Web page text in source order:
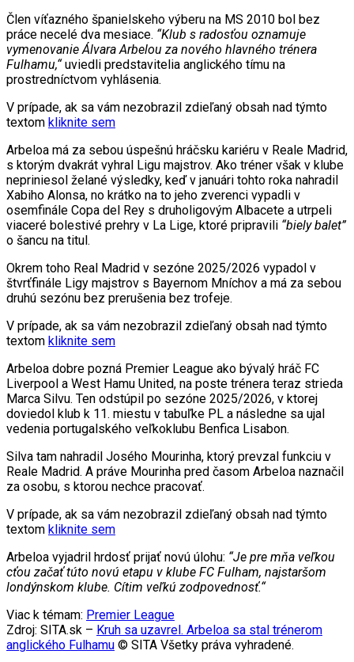
Člen víťazného španielskeho výberu na MS 2010 bol bez
práce necelé dva mesiace. “Klub s radosťou oznamuje
vymenovanie Álvara Arbelou za nového hlavného trénera
Fulhamu,“uviedli predstavitelia anglického tímu na
prostredníctvom vyhlásenia.
V prípade, ak sa vám nezobrazil zdieľaný obsah nad týmto
textom kliknite sem
Arbeloa má za sebou úspešnú hráčsku kariéru v Reale Madrid,
s ktorým dvakrát vyhral Ligu majstrov. Ako tréner však v klube
nepriniesol želané výsledky, keď v januári tohto roka nahradil
Xabiho Alonsa, no krátko na to jeho zverenci vypadli v
osemfinále Copa del Rey s druholigovým Albacete a utrpeli
viaceré bolestivé prehry v La Lige, ktoré pripravili “biely balet”
o šancu na titul.
Okrem toho Real Madrid v sezóne 2025/2026 vypadol v
štvrťfinále Ligy majstrov s Bayernom Mníchov a má za sebou
druhú sezónu bez prerušenia bez trofeje.
V prípade, ak sa vám nezobrazil zdieľaný obsah nad týmto
textom kliknite sem
Arbeloa dobre pozná Premier League ako bývalý hráč FC
Liverpool a West Hamu United, na poste trénera teraz strieda
Marca Silvu. Ten odstúpil po sezóne 2025/2026, v ktorej
doviedol klub k 11. miestu v tabuľke PL a následne sa ujal
vedenia portugalského veľkoklubu Benfica Lisabon.
Silva tam nahradil Josého Mourinha, ktorý prevzal funkciu v
Reale Madrid. A práve Mourinha pred časom Arbeloa naznačil
za osobu, s ktorou nechce pracovať.
V prípade, ak sa vám nezobrazil zdieľaný obsah nad týmto
textom kliknite sem
Arbeloa vyjadril hrdosť prijať novú úlohu: “Je pre mňa veľkou
cťou začať túto novú etapu v klube FC Fulham, najstaršom
londýnskom klube. Cítim veľkú zodpovednosť.“
Viac k témam: Premier League
Zdroj: SITA.sk – Kruh sa uzavrel. Arbeloa sa stal trénerom
anglického Fulhamu © SITA Všetky práva vyhradené.